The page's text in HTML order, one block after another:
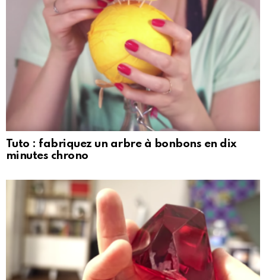
Tuto : fabriquez un arbre à bonbons en dix
minutes chrono